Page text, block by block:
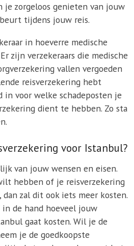
je zorgeloos genieten van jouw
tijdens jouw reis.
in hoeverre medische
zijn verzekeraars die medische
vallen vergoeden
reisverzekering hebt
in voor welke schadeposten je
dient te hebben. Zo sta
voor Istanbul?
van jouw wensen en eisen.
hebben of je reisverzekering
zal dit ook iets meer kosten.
de hand hoeveel jouw
gaat kosten. Wil je de
je de goedkoopste